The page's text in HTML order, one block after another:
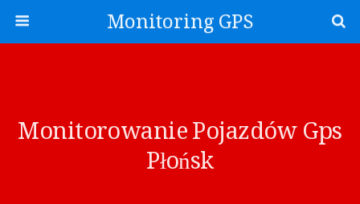
Monitoring GPS
Monitorowanie Pojazdów Gps
Płońsk